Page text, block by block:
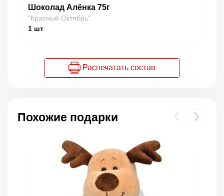
Шоколад Алёнка 75г
"Красный Октябрь"
1 шт
Распечатать состав
Похожие подарки